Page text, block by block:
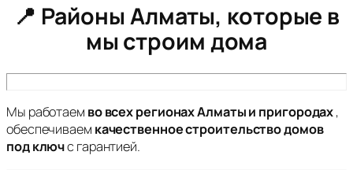
📍 Районы Алматы, которые в
мы строим дома
Мы работаем во всех регионах Алматы и пригородах,
обеспечиваем качественное строительство домов
под ключс гарантией.